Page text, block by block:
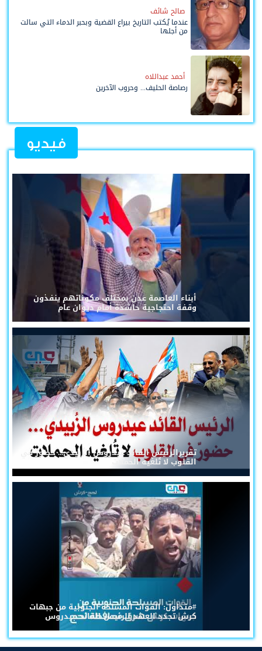
صالح شائف
عندما يُكتب التاريخ بيراع القضية وبحبر الدماء التي سالت
من أجلها
أحمد عبداللاه
رصاصة الحليف... وحروب الآخرين
فيديو
أبناء العاصمة عدن بمختلف مكوناتهم ينفذون
وقفة احتجاجية حاشدة أمام ديوان عام
تقريرالرئيس القائد عيدروس الزُبيدي... حضورٌ في
القلوب لا تُلغيه الحملات
#متداول: القوات المسلحة الجنوبية من جبهات
كرش تجدد العهد للرئيس القائد عيدروس